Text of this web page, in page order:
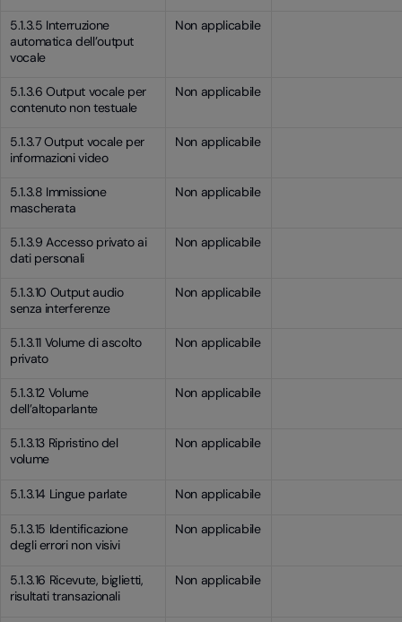
5.1.3.5 Interruzione
automatica dell’output
vocale
Non applicabile
5.1.3.6 Output vocale per
contenuto non testuale
Non applicabile
5.1.3.7 Output vocale per
informazioni video
Non applicabile
5.1.3.8 Immissione
mascherata
Non applicabile
5.1.3.9 Accesso privato ai
dati personali
Non applicabile
5.1.3.10 Output audio
senza interferenze
Non applicabile
5.1.3.11 Volume di ascolto
privato
Non applicabile
5.1.3.12 Volume
dell’altoparlante
Non applicabile
5.1.3.13 Ripristino del
volume
Non applicabile
5.1.3.14 Lingue parlate Non applicabile
5.1.3.15 Identificazione
degli errori non visivi
Non applicabile
5.1.3.16 Ricevute, biglietti,
risultati transazionali
Non applicabile